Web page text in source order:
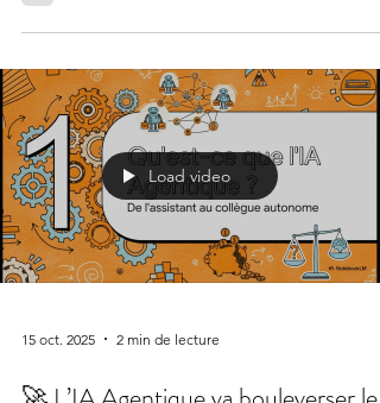
concrétisation et le développement de projets
Load video
15 oct. 2025 2 min de lecture